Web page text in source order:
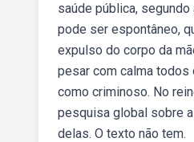
saúde pública,
pode ser espontâneo,
expulso do corpo da
pesar com calma todos
como criminoso. No
pesquisa global sobre
delas. O texto não tem.